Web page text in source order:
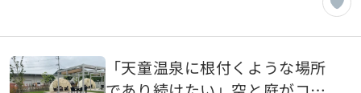
「天童温泉に根付くような場所